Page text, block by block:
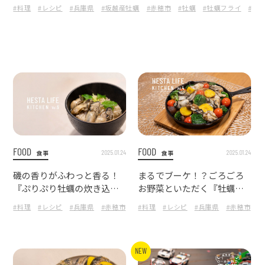
#料理 #レシピ #兵庫県 #坂越産牡蠣 #赤穂市 #牡蠣 #牡蠣フライ #か
FOOD 食事 2025.01.24
磯の香りがふわっと香る！
『ぷりぷり牡蠣の炊き込み
#料理 #レシピ #兵庫県 #赤穂市 #牡蠣 #牡蠣飯 #グルメ #炊き込みご
FOOD 食事 2025.01.24
まるでブーケ！？ごろごろ
お野菜といただく『牡蠣ー
#料理 #レシピ #兵庫県 #赤穂市
NEW